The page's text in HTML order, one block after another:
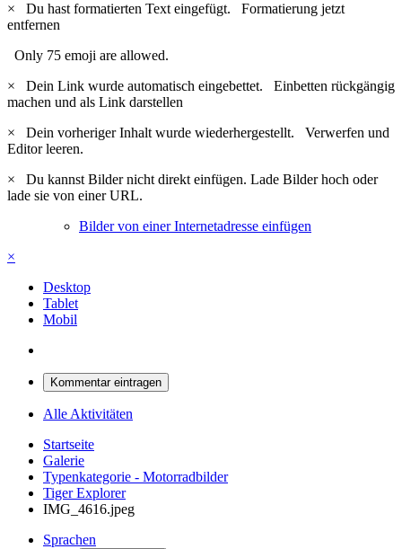
×
Du hast formatierten Text eingefügt. Formatierung jetzt
entfernen
Only 75 emoji are allowed.
×
Dein Link wurde automatisch eingebettet. Einbetten rückgängig
machen und als Link darstellen
×
Dein vorheriger Inhalt wurde wiederhergestellt. Verwerfen und
Editor leeren.
×
Du kannst Bilder nicht direkt einfügen. Lade Bilder hoch oder
lade sie von einer URL.
Bilder von einer Internetadresse einfügen
×
Desktop
Tablet
Mobil
Kommentar eintragen
Alle Aktivitäten
Startseite
Galerie
Typenkategorie - Motorradbilder
Tiger Explorer
IMG_4616.jpeg
Sprachen